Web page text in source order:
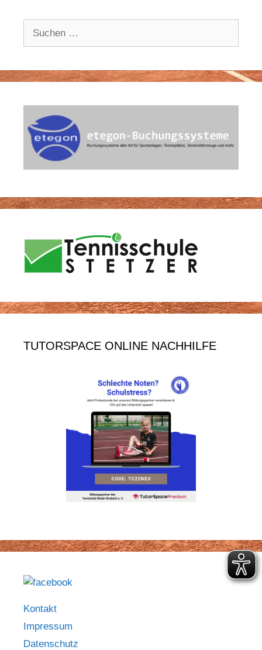
TUTORSPACE ONLINE NACHHILFE
Kontakt
Impressum
Datenschutz